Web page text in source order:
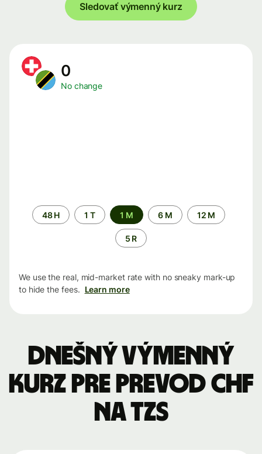
Sledovať výmenný kurz
0
No change
Time
period
48 H 1 T 1 M 6 M 12 M
5 R
We use the real, mid-market rate with no sneaky mark-up
to hide the fees. Learn more
Dnešný výmenný
kurz pre prevod CHF
na TZS